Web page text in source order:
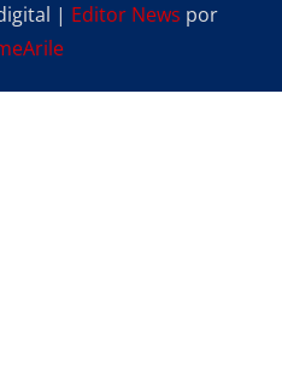
| Editor News por